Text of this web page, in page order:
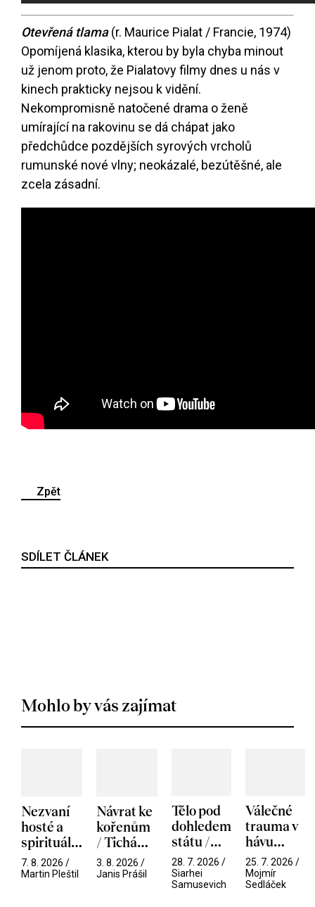
Otevřená tlama(r. Maurice Pialat / Francie, 1974)
Opomíjená klasika, kterou by byla chyba minout
už jenom proto, že Pialatovy filmy dnes u nás v
kinech prakticky nejsou k vidění.
Nekompromisně natočené drama o ženě
umírající na rakovinu se dá chápat jako
předchůdce pozdějších syrových vrcholů
rumunské nové vlny; neokázalé, bezútěšné, ale
zcela zásadní.
Zpět
SDÍLET ČLÁNEK
Mohlo by vás zajímat
Nezvaní
hosté a
spirituální
narušitelé
z vesmíru
7. 8. 2026 /
Martin Pleštil
Návrat ke
kořenům
/ Tichá
přítelkyně
3. 8. 2026 /
Janis Prášil
Tělo pod
dohledem
státu /
Pramen
28. 7. 2026 /
Siarhei
Samusevich
Válečné
trauma v
hávu
spektáklu
/ Odyssea
25. 7. 2026 /
Mojmír
Sedláček